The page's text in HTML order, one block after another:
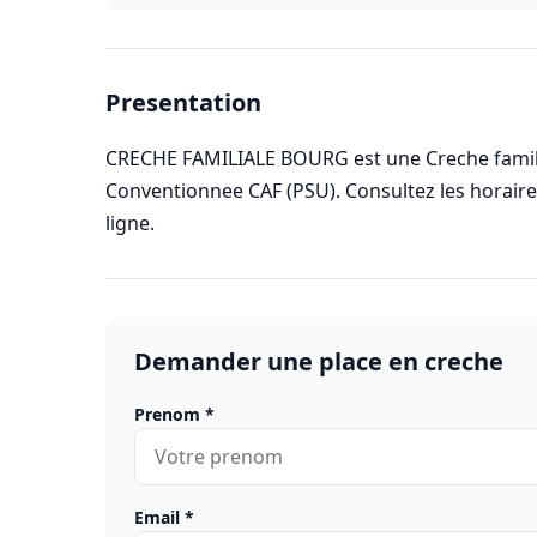
Presentation
CRECHE FAMILIALE BOURG est une Creche
Conventionnee CAF (PSU). Consultez les
ligne.
Demander une place en creche
Prenom *
Email *